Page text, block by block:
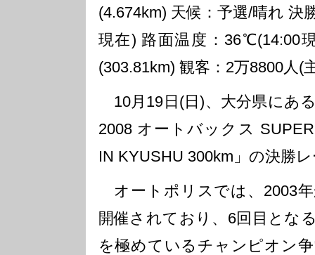
(4.674km) 天候：予選/晴れ 決
現在) 路面温度：36℃(14:00
(303.81km) 観客：2万8800人(
10月19日(日)、大分県にあ
2008 オートバックス
IN KYUSHU 300km」の決勝
オートポリスでは、2003
開催されており、6回目とな
を極めているチャンピオン